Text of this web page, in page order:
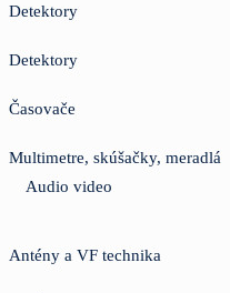
Detektory
Detektory
Časovače
Multimetre, skúšačky, meradlá
Audio video
Antény a VF technika